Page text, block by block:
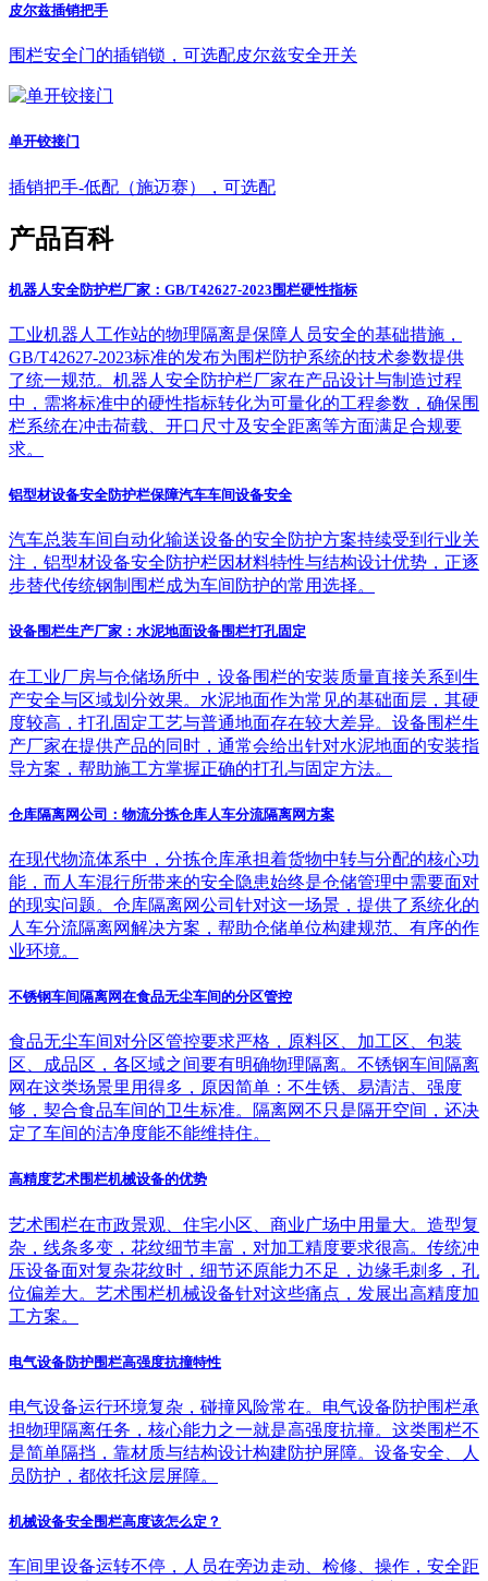
皮尔兹插销把手
围栏安全门的插销锁，可选配皮尔兹安全开关
单开铰接门
插销把手-低配（施迈赛），可选配
产品百科
机器人安全防护栏厂家：GB/T42627-2023围栏硬性指标
工业机器人工作站的物理隔离是保障人员安全的基础措施，
GB/T42627-2023标准的发布为围栏防护系统的技术参数提供
了统一规范。机器人安全防护栏厂家在产品设计与制造过程
中，需将标准中的硬性指标转化为可量化的工程参数，确保围
栏系统在冲击荷载、开口尺寸及安全距离等方面满足合规要
求。
铝型材设备安全防护栏保障汽车车间设备安全
汽车总装车间自动化输送设备的安全防护方案持续受到行业关
注，铝型材设备安全防护栏因材料特性与结构设计优势，正逐
步替代传统钢制围栏成为车间防护的常用选择。
设备围栏生产厂家：水泥地面设备围栏打孔固定
在工业厂房与仓储场所中，设备围栏的安装质量直接关系到生
产安全与区域划分效果。水泥地面作为常见的基础面层，其硬
度较高，打孔固定工艺与普通地面存在较大差异。设备围栏生
产厂家在提供产品的同时，通常会给出针对水泥地面的安装指
导方案，帮助施工方掌握正确的打孔与固定方法。
仓库隔离网公司：物流分拣仓库人车分流隔离网方案
在现代物流体系中，分拣仓库承担着货物中转与分配的核心功
能，而人车混行所带来的安全隐患始终是仓储管理中需要面对
的现实问题。仓库隔离网公司针对这一场景，提供了系统化的
人车分流隔离网解决方案，帮助仓储单位构建规范、有序的作
业环境。
不锈钢车间隔离网在食品无尘车间的分区管控
食品无尘车间对分区管控要求严格，原料区、加工区、包装
区、成品区，各区域之间要有明确物理隔离。不锈钢车间隔离
网在这类场景里用得多，原因简单：不生锈、易清洁、强度
够，契合食品车间的卫生标准。隔离网不只是隔开空间，还决
定了车间的洁净度能不能维持住。
高精度艺术围栏机械设备的优势
艺术围栏在市政景观、住宅小区、商业广场中用量大。造型复
杂，线条多变，花纹细节丰富，对加工精度要求很高。传统冲
压设备面对复杂花纹时，细节还原能力不足，边缘毛刺多，孔
位偏差大。艺术围栏机械设备针对这些痛点，发展出高精度加
工方案。
电气设备防护围栏高强度抗撞特性
电气设备运行环境复杂，碰撞风险常在。电气设备防护围栏承
担物理隔离任务，核心能力之一就是高强度抗撞。这类围栏不
是简单隔挡，靠材质与结构设计构建防护屏障。设备安全、人
员防护，都依托这层屏障。
机械设备安全围栏高度该怎么定？
车间里设备运转不停，人员在旁边走动、检修、操作，安全距